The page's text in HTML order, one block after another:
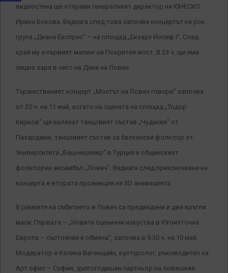
видеостена ще отправи генералният директор на ЮНЕСКО
Ирина Бокова. Веднага след това започва концертът на рок
група „Диана Експрес“ – на площад „Екзарх Йосиф I“. След
края му е първият мапинг на Покрития мост. В 23 ч. ще има
пищна заря в чест на Деня на Ловеч.
Тържественият концерт „Мостът на Ловеч говори” започва
от 20 ч. на 11 май, когато на сцената на площад „Тодор
Кирков” ще излязат танцовият състав „Чудесия” от
Пазарджик, танцовият състав за балкански фолклор от
Университета „Башчешехир“ в Турция и общинският
фолклорен ансамбъл „Ловеч”. Веднага след приключване на
концерта е втората прожекция на 3D анимацията.
В рамките на събитието в Ловеч са предвидени и две кръгли
маси. Първата – „Новите сценични изкуства в Югоизточна
Европа – състояние и обмяна“, започва в 9.30 ч. на 10 май.
Модератор е Калина Вагенщайн, културолог, ръководител на
Арт офис – София, дългогодишен партньор на ловешкия